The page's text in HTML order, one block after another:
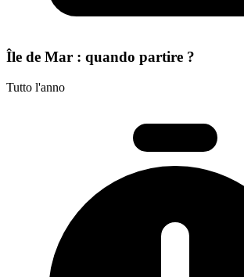
Île de Mar : quando partire ?
Tutto l'anno